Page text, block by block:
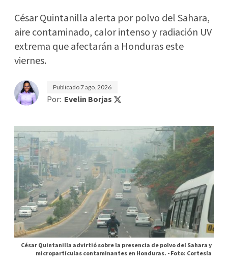
César Quintanilla alerta por polvo del Sahara,
aire contaminado, calor intenso y radiación UV
extrema que afectarán a Honduras este
viernes.
Publicado7 ago. 2026
Por: Evelin Borjas
César Quintanilla advirtió sobre la presencia de polvo del Sahara y
micropartículas contaminantes en Honduras. -Foto: Cortesía